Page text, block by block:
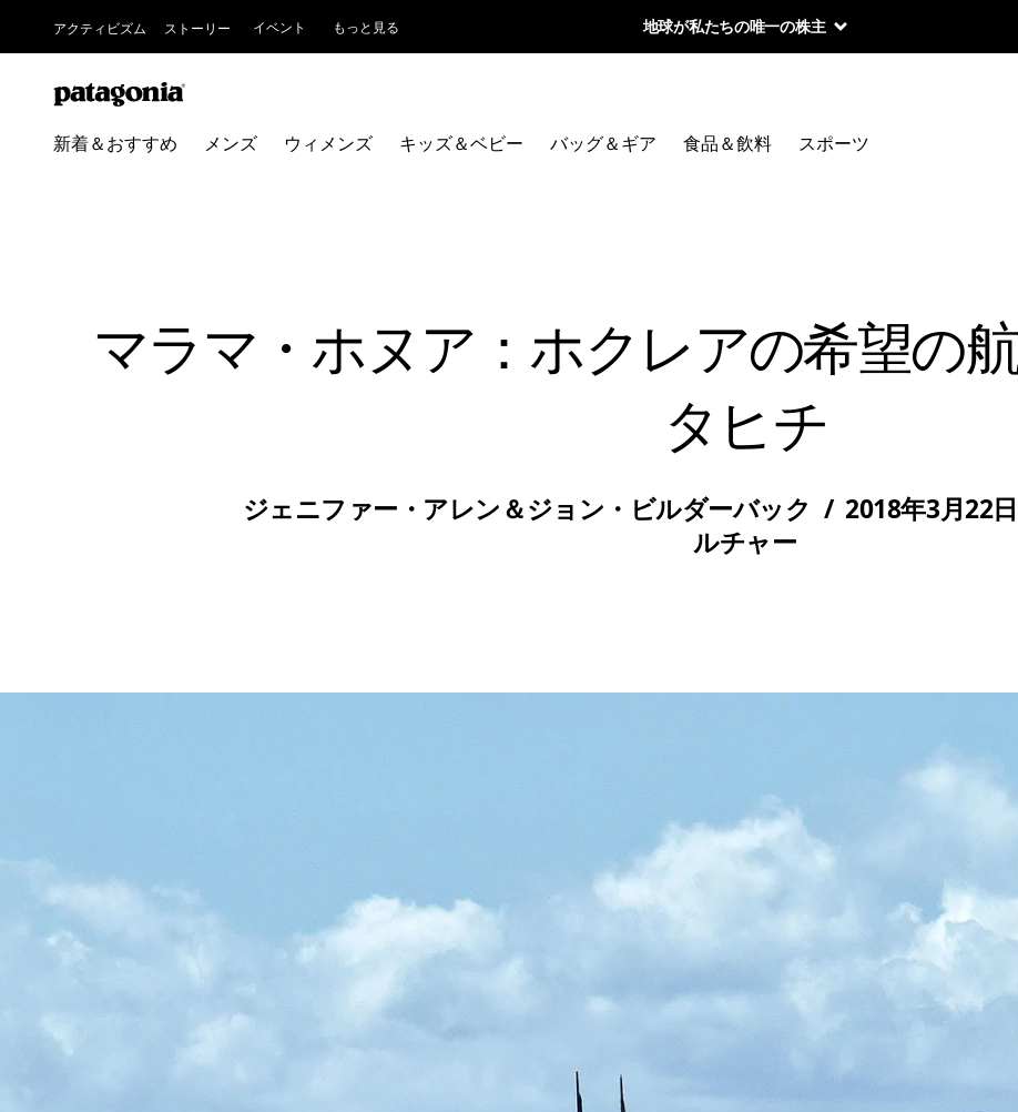
アクティビズム ストーリー イベント もっと見る 地球が私たちの唯一の株主
新着＆おすすめ メンズ ウィメンズ キッズ＆ベビー バッグ＆ギア 食品＆飲料 スポーツ
マラマ・ホヌア：ホクレアの希望
タヒチ
ジェニファー・アレン＆ジョン・ビルダーバック / 2018年3月22日
ルチャー